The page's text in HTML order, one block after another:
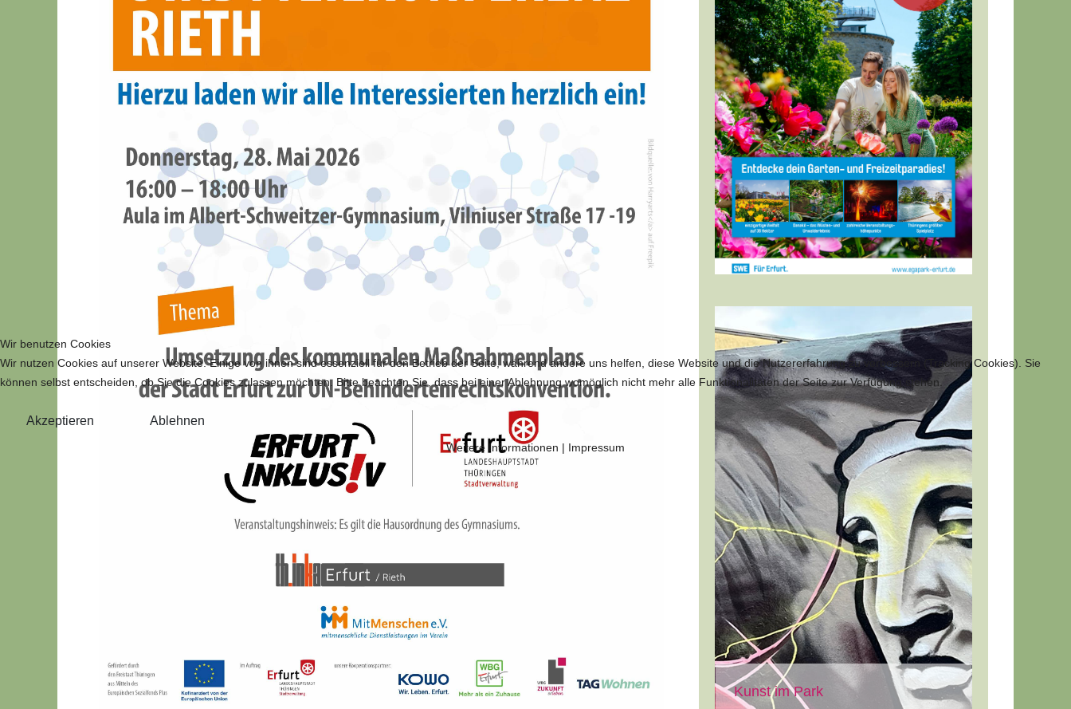
Kunst im Park
Wir benutzen Cookies
Wir nutzen Cookies auf unserer Website. Einige von ihnen sind essenziell für den Betrieb der Seite, während andere uns helfen, diese Website und die Nutzererfahrung zu verbessern (Tracking Cookies). Sie
können selbst entscheiden, ob Sie die Cookies zulassen möchten. Bitte beachten Sie, dass bei einer Ablehnung womöglich nicht mehr alle Funktionalitäten der Seite zur Verfügung stehen.
Akzeptieren Ablehnen
Weitere Informationen | Impressum